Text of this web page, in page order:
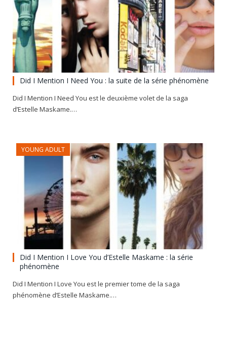
Did I Mention I Need You : la suite de la série phénomène
Did I Mention I Need You est le deuxième volet de la saga
d’Estelle Maskame.…
YOUNG ADULT
Did I Mention I Love You d’Estelle Maskame : la série
phénomène
Did I Mention I Love You est le premier tome de la saga
phénomène d’Estelle Maskame.…